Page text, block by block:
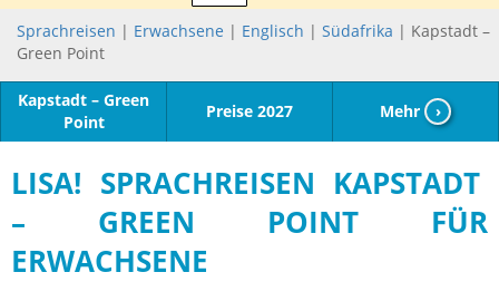
Sprachreisen | Erwachsene | Englisch | Südafrika | Kapstadt –
Green Point
Kapstadt – Green
Point
Preise 2027 Mehr ›
LISA! SPRACHREISEN KAPSTADT
– GREEN POINT FÜR
ERWACHSENE